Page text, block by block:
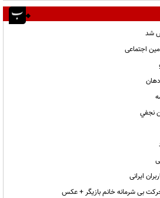
شد
اجتماعی
نجفي
بی شرمانه خانم بازیگر + عکس